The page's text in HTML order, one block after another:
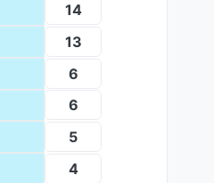
14
13
6
6
5
4